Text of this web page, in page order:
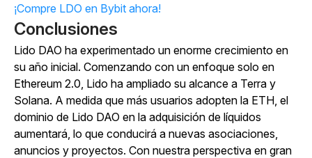
¡Compre LDO en Bybit ahora!
Conclusiones
Lido DAO ha experimentado un enorme crecimiento en
su año inicial. Comenzando con un enfoque solo en
Ethereum 2.0, Lido ha ampliado su alcance a Terra y
Solana. A medida que más usuarios adopten la ETH, el
dominio de Lido DAO en la adquisición de líquidos
aumentará, lo que conducirá a nuevas asociaciones,
anuncios y proyectos. Con nuestra perspectiva en gran